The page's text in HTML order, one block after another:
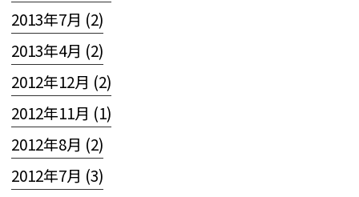
2013年7月 (2)
2013年4月 (2)
2012年12月 (2)
2012年11月 (1)
2012年8月 (2)
2012年7月 (3)